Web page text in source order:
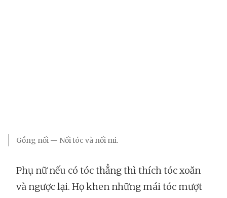
Gồng nối — Nối tóc và nối mi.
Phụ nữ nếu có tóc thẳng thì thích tóc xoăn
và ngược lại. Họ khen những mái tóc mượt